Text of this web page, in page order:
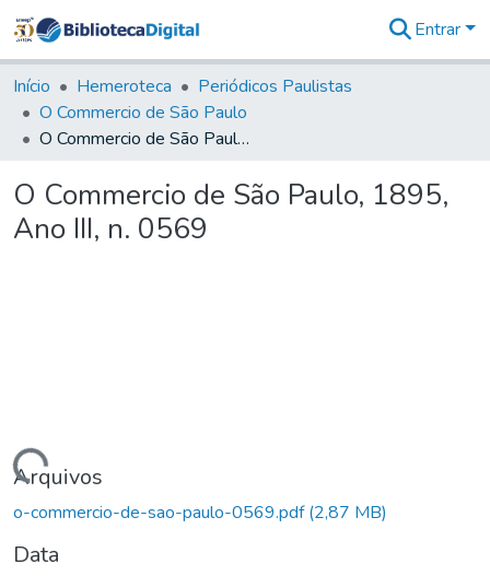
&
Coleções
Tudo na
Biblioteca
Estatísticas
Entrar
Início Hemeroteca
Periódicos Paulistas
O Commercio de São Paulo
O Commercio de São Paulo, 1895, Ano III, n. 0569
O Commercio de São Paulo, 1895,
Ano III, n. 0569
Carregando...
Arquivos
o-commercio-de-sao-paulo-0569.pdf(2,87 MB)
Data